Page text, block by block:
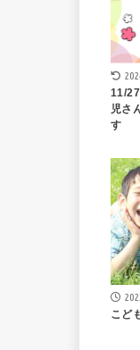
11/
児さ
す
こど